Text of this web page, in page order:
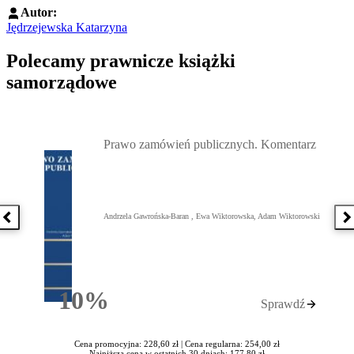
Autor:
Jędrzejewska Katarzyna
Polecamy prawnicze książki
samorządowe
Poprzednia książka
10%Rabatu
Prawo zamówień publicznych. Komentarz
Andrzela Gawrońska-Baran , Ewa Wiktorowska, Adam Wiktorowski
Sprawdź
Cena promocyjna: 228,60 zł | Cena regularna: 254,00 zł